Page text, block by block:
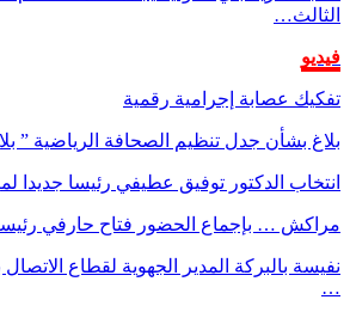
الثالث…
فيديو
تفكيك عصابة إجرامية رقمية
بلاغ بشأن جدل تنظيم الصحافة الرياضية ”
انتخاب الدكتور توفيق عطيفي رئيسا جديدا
مراكش … بإجماع الحضور فتاح حارفي
نفيسة بالبركة المدير الجهوية لقطاع
…